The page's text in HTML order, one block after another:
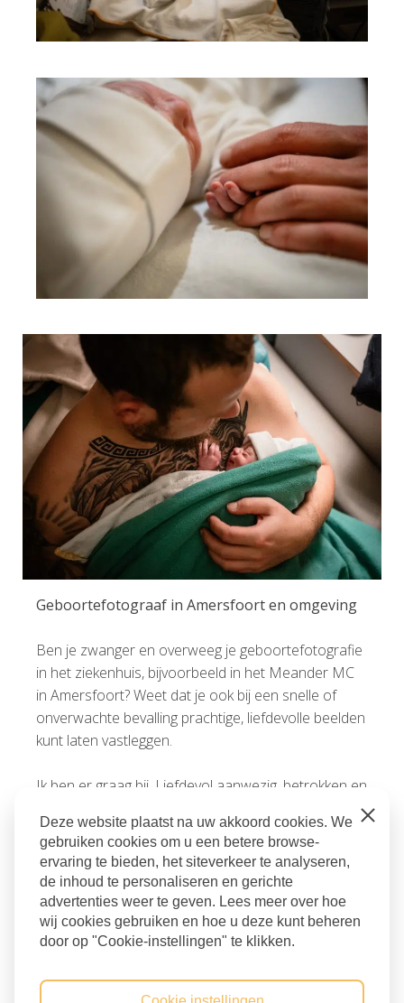
Geboortefotograaf in Amersfoort en omgeving
Ben je zwanger en overweeg je geboortefotografie
in het ziekenhuis, bijvoorbeeld in het Meander MC
in Amersfoort? Weet dat je ook bij een snelle of
onverwachte bevalling prachtige, liefdevolle beelden
kunt laten vastleggen.
Ik ben er graag bij. Liefdevol aanwezig, betrokken en
Geboorteshoot
amersfoort ,bevallingsfotograaf,geboortefotograaf
geboortefotograaf amersfoort,geboortefotografie
Meander MC
Deze website plaatst na uw akkoord cookies. We
gebruiken cookies om u een betere browse-
ervaring te bieden, het siteverkeer te analyseren,
de inhoud te personaliseren en gerichte
advertenties weer te geven. Lees meer over hoe
wij cookies gebruiken en hoe u deze kunt beheren
door op "Cookie-instellingen" te klikken.
Close